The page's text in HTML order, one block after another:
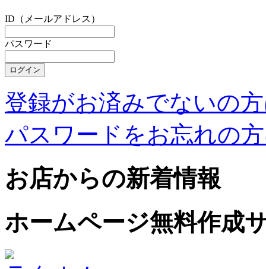
ID（メールアドレス）
パスワード
登録がお済みでないの
パスワードをお忘れの
お店からの新着情報
ホームページ無料作成